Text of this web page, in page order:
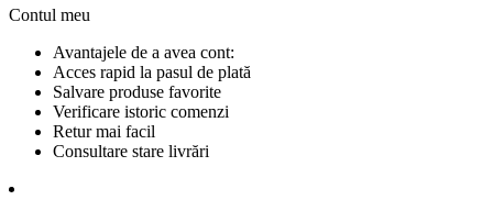
Contul meu
Avantajele de a avea cont:
Acces rapid la pasul de plată
Salvare produse favorite
Verificare istoric comenzi
Retur mai facil
Consultare stare livrări